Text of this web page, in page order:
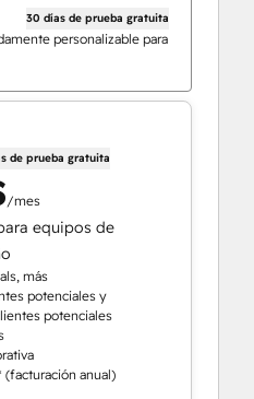
30 días de prueba gratuita
personalizable para
de prueba gratuita
/mes
equipos de
más
potenciales y
potenciales
anual)